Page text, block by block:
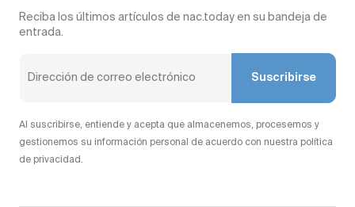
Reciba los últimos artículos de nac.today en su bandeja de
entrada.
Suscribirse
Al suscribirse, entiende y acepta que almacenemos, procesemos y
gestionemos su información personal de acuerdo con nuestra política
de privacidad.